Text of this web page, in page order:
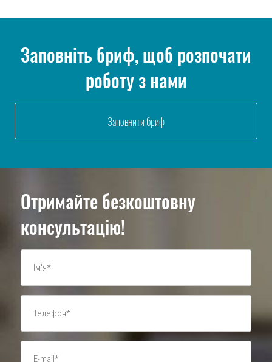
Заповніть бриф, щоб розпочати
роботу з нами
Заповнити бриф
Отримайте безкоштовну
консультацію!